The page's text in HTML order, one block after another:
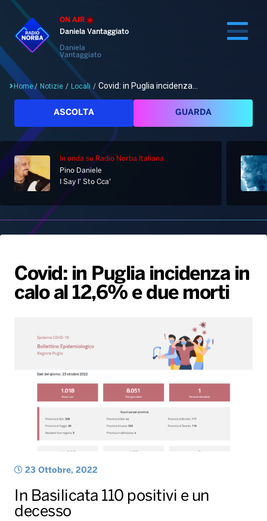
ON AIR
Daniela Vantaggiato
Daniela
Vantaggiato
Cerca
Home
Palinsesto
Hit Dance
Giochi&Concorsi
PALATOUR
Notizie
Locali
Musica e Spettacolo
Radio Norba Consiglia
Leggerissime
Playlist
Generale
Notiziario
Oroscopo
Speciale Astrabilia 2026
Gallery
Radio Norba News TV
Battiti Live 2026
Gallery
Home/ Notizie / Locali / Covid: in Puglia incidenza...
ASCOLTA GUARDA
In onda su Radio Norba Italiana
Pino Daniele
I Say I' Sto Cca'
Covid: in Puglia incidenza in
calo al 12,6% e due morti
23 Ottobre, 2022
In Basilicata 110 positivi e un
decesso